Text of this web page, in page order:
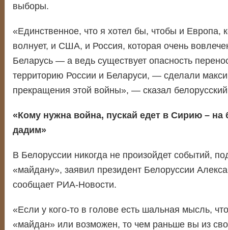
выборы.
«Единственное, что я хотел бы, чтобы и Европа,
волнует, и США, и Россия, которая очень
Беларусь — а ведь существует опасность
территорию России и Беларуси, — сделали
прекращения этой войны», — сказал
«Кому нужна война, пускай едет в Сирию – на
дадим»
В Белоруссии никогда не произойдет событий,
«майдану», заявил президент Белоруссии
сообщает РИА-Новости.
«Если у кого-то в голове есть шальная мысль,
«майдан» или возможен, то чем раньше вы из